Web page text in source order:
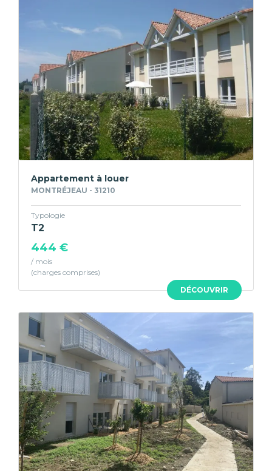
DÉCOUVRIR
Appartement à louer
MONTRÉJEAU - 31210
Typologie
T2
444 €
/ mois